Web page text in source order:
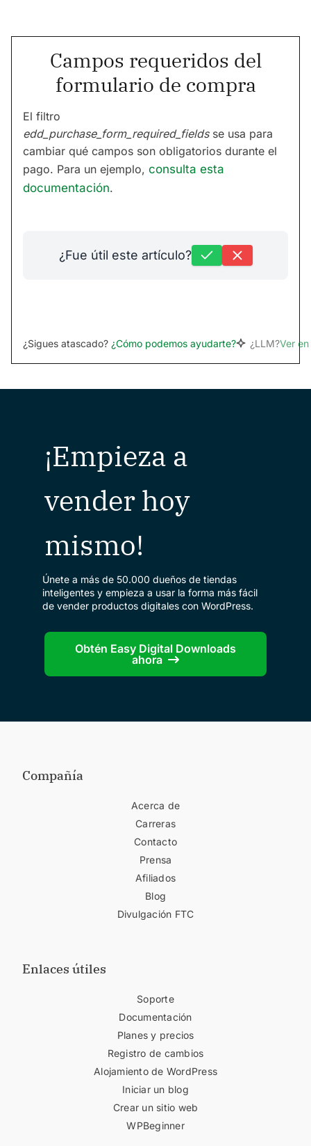
Campos requeridos del
formulario de compra
El filtro
edd_purchase_form_required_fieldsse usa para
cambiar qué campos son obligatorios durante el
pago. Para un ejemplo, consulta esta
documentación.
¿Fue útil este artículo?
¿Sigues atascado? ¿Cómo podemos ayudarte? ¿LLM?Ver
¡Empieza a
vender hoy
mismo!
Únete a más de 50.000 dueños de tiendas
inteligentes y empieza a usar la forma más fácil
de vender productos digitales con WordPress.
Obtén Easy Digital Downloads
ahora
Compañía
Acerca de
Carreras
Contacto
Prensa
Afiliados
Blog
Divulgación FTC
Enlaces útiles
Soporte
Documentación
Planes y precios
Registro de cambios
Alojamiento de WordPress
Iniciar un blog
Crear un sitio web
WPBeginner